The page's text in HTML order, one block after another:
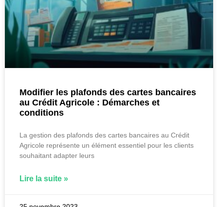
Modifier les plafonds des cartes bancaires
au Crédit Agricole : Démarches et
conditions
La gestion des plafonds des cartes bancaires au Crédit
Agricole représente un élément essentiel pour les clients
souhaitant adapter leurs
Lire la suite »